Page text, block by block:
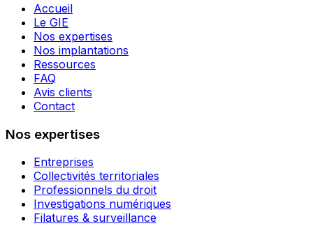
Accueil
Le GIE
Nos expertises
Nos implantations
Ressources
FAQ
Avis clients
Contact
Nos expertises
Entreprises
Collectivités territoriales
Professionnels du droit
Investigations numériques
Filatures & surveillance